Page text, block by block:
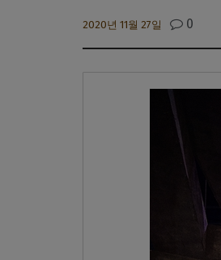
2020년 11월 27일 0